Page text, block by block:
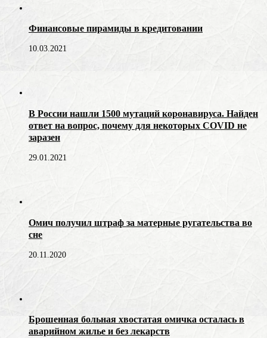
Финансовые пирамиды в кредитовании
10.03.2021
В России нашли 1500 мутаций коронавируса. Найден
ответ на вопрос, почему для некоторых COVID не
заразен
29.01.2021
Омич получил штраф за матерные ругательства во
сне
20.11.2020
Брошенная больная хвостатая омичка осталась в
аварийном жилье и без лекарств